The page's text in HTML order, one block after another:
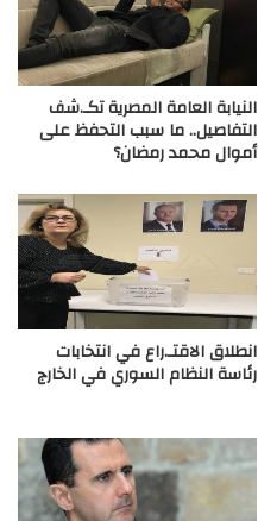
النيابة العامة المصرية تكـ.شف
التفاصيل.. ما سبب التحفظ على
أموال محمد رمضان؟
انطلاق الاقتـ.راع في انتخابات
رئاسة النظام السوري في الخارج